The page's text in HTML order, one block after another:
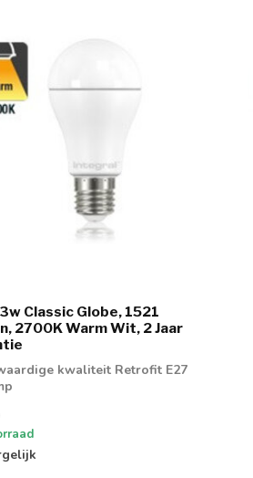
Classic Globe, 1521
2700K Warm Wit, 2 Jaar
kwaliteit Retrofit E27